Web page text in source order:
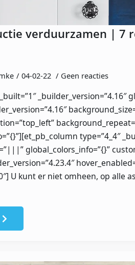
verduurzamen | 7
04-02-22 Geen reacties
_builder_version=”4.16″
type=”4_4″
global_colors_info=”{}”
U kunt er niet omheen, op alle